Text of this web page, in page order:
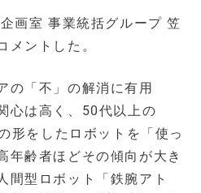
画室 事業統括グループ 笠
メントした。
の「不」の解消に有用
心は高く、50代以上の
形をしたロボットを「使っ
年齢者ほどその傾向が大き
間型ロボット「鉄腕アト